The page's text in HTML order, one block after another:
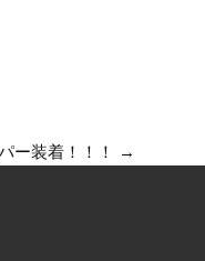
ー装着！！！ →